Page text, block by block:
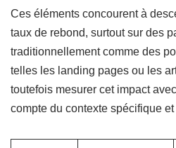
Ces éléments concourent à
taux de rebond, surtout sur des
traditionnellement comme des
telles les landing pages ou les
toutefois mesurer cet impact
compte du contexte spécifique